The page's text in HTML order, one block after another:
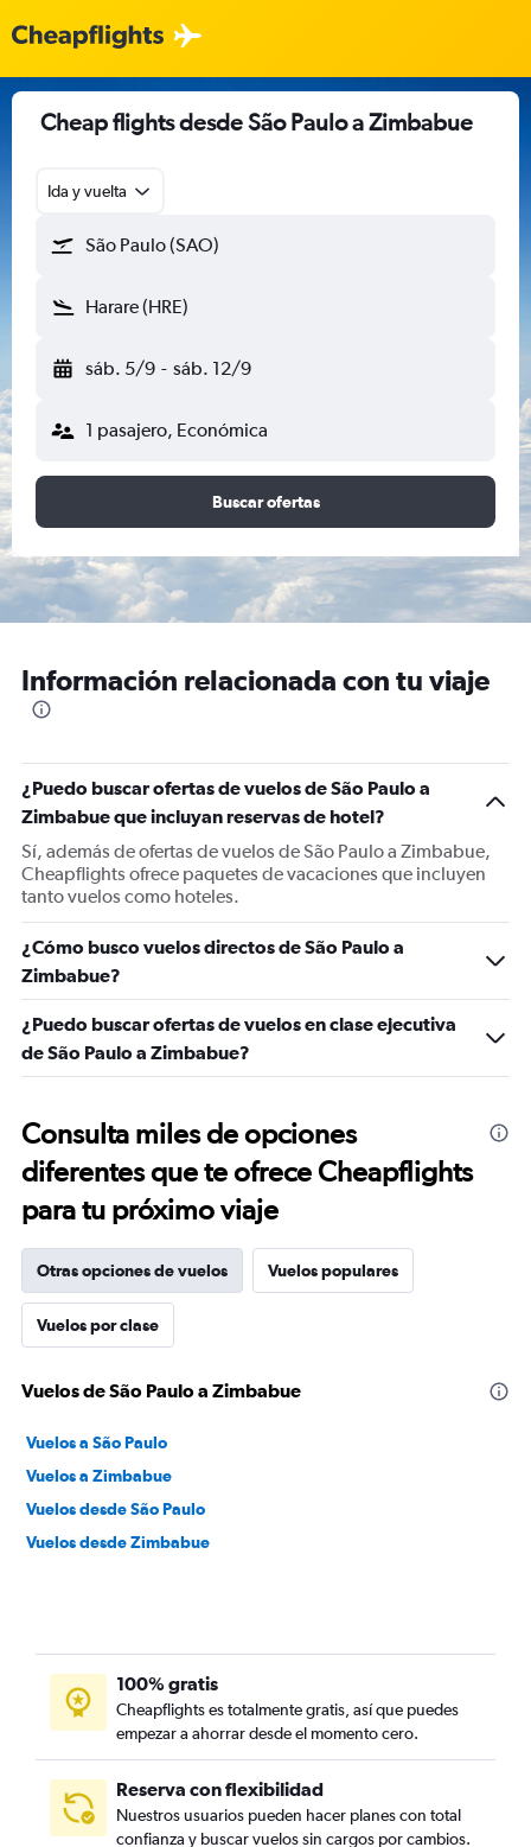
Cheap flights desde São Paulo a Zimbabue
Ida y vuelta
São Paulo (SAO)
Harare (HRE)
sáb. 5/9 - sáb. 12/9
1 pasajero, Económica
Buscar ofertas
Información relacionada con tu viaje
¿Puedo buscar ofertas de vuelos de São Paulo a
Zimbabue que incluyan reservas de hotel?
Sí, además de ofertas de vuelos de São Paulo a Zimbabue,
Cheapflights ofrece paquetes de vacaciones que incluyen
tanto vuelos como hoteles.
¿Cómo busco vuelos directos de São Paulo a
Zimbabue?
¿Puedo buscar ofertas de vuelos en clase ejecutiva
de São Paulo a Zimbabue?
Consulta miles de opciones
diferentes que te ofrece Cheapflights
para tu próximo viaje
Otras opciones de vuelos Vuelos populares
Vuelos por clase
Vuelos de São Paulo a Zimbabue
Vuelos a São Paulo
Vuelos a Zimbabue
Vuelos desde São Paulo
Vuelos desde Zimbabue
100% gratis
Cheapflights es totalmente gratis, así que puedes
empezar a ahorrar desde el momento cero.
Reserva con flexibilidad
Nuestros usuarios pueden hacer planes con total
confianza y buscar vuelos sin cargos por cambios.